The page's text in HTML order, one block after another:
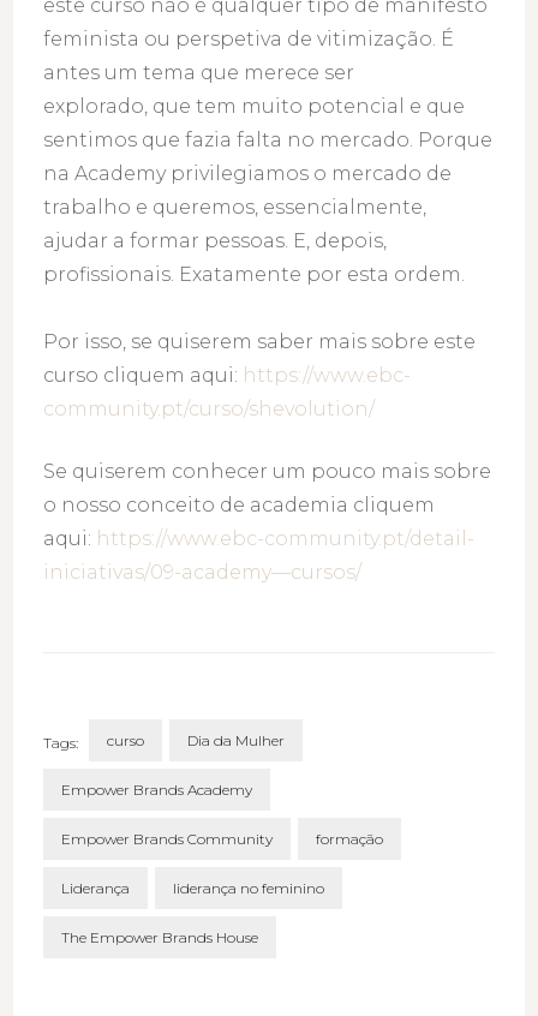
este curso não é qualquer tipo de manifesto
feminista ou perspetiva de vitimização. É
antes um tema que merece ser
explorado, que tem muito potencial e que
sentimos que fazia falta no mercado. Porque
na Academy privilegiamos o mercado de
trabalho e queremos, essencialmente,
ajudar a formar pessoas. E, depois,
profissionais. Exatamente por esta ordem.
Por isso, se quiserem saber mais sobre este
curso cliquem aqui: https://www.ebc-
community.pt/curso/shevolution/
Se quiserem conhecer um pouco mais sobre
o nosso conceito de academia cliquem
aqui: https://www.ebc-community.pt/detail-
iniciativas/09-academy—cursos/
Tags: curso Dia da Mulher
Empower Brands Academy
Empower Brands Community formação
Liderança liderança no feminino
The Empower Brands House